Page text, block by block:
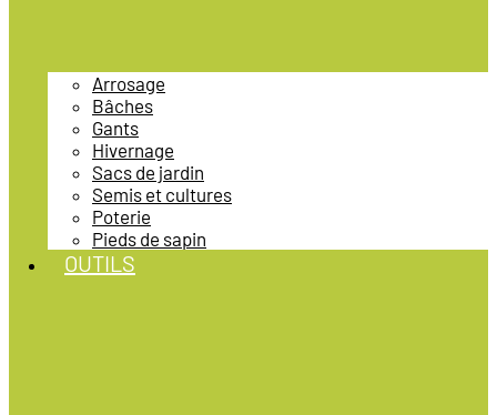
Arrosage
Bâches
Gants
Hivernage
Sacs de jardin
Semis et cultures
Poterie
Pieds de sapin
OUTILS